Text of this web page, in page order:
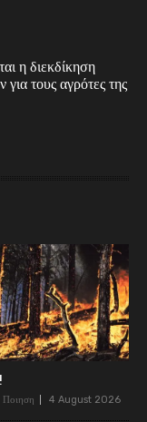
η διεκδίκηση
τους αγρότες της
Ποιηση 4 August 2026